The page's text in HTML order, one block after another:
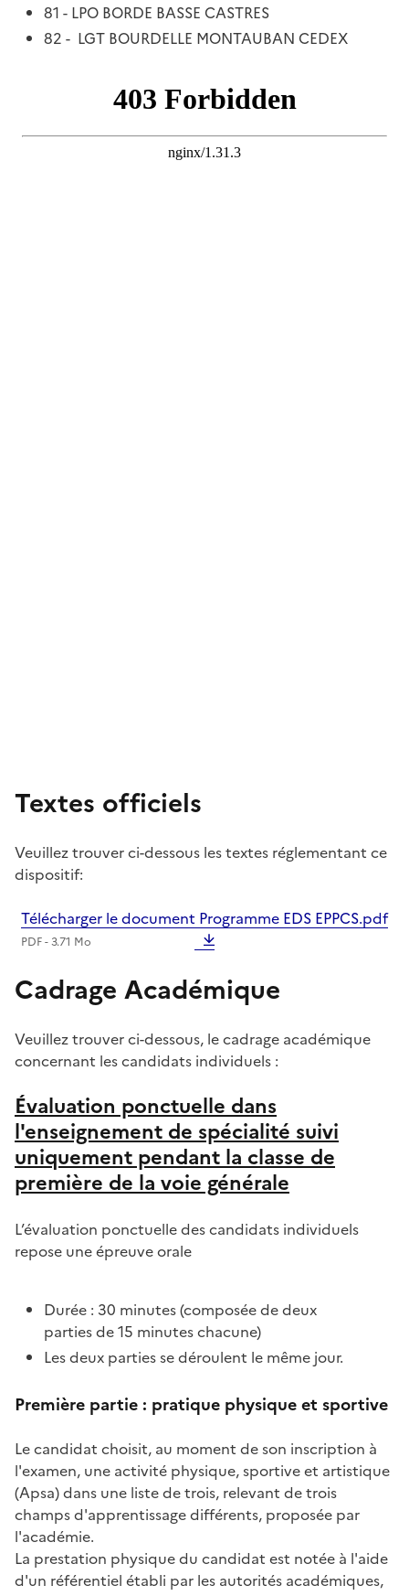
81 - LPO BORDE BASSE CASTRES
82 - LGT BOURDELLE MONTAUBAN CEDEX
Textes officiels
Veuillez trouver ci-dessous les textes réglementant ce
dispositif:
Télécharger le document Programme EDS EPPCS.pdf
PDF - 3.71 Mo
Cadrage Académique
Veuillez trouver ci-dessous, le cadrage académique
concernant les candidats individuels :
Évaluation ponctuelle dans
l'enseignement de spécialité suivi
uniquement pendant la classe de
première de la voie générale
L’évaluation ponctuelle des candidats individuels
repose une épreuve orale
Durée : 30 minutes (composée de deux
parties de 15 minutes chacune)
Les deux parties se déroulent le même jour.
Première partie : pratique physique et sportive
Le candidat choisit, au moment de son inscription à
l'examen, une activité physique, sportive et artistique
(Apsa) dans une liste de trois, relevant de trois
champs d'apprentissage différents, proposée par
l'académie.
La prestation physique du candidat est notée à l'aide
d'un référentiel établi par les autorités académiques,